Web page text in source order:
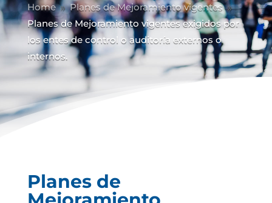
Home 9 Planes de Mejoramiento vigentes 9
Planes de Mejoramiento vigentes exigidos por
los entes de control o auditoría externos o
internos.
Planes de